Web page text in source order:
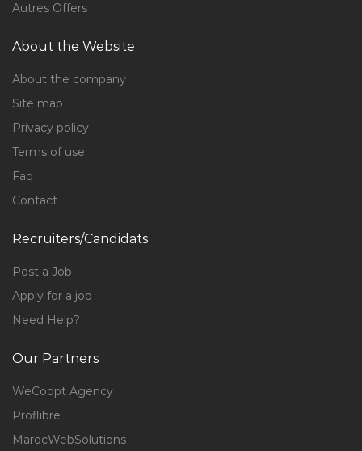
Autres Offers
About the Website
About the company
Site map
Privacy policy
Terms of use
Faq
Contact
Recruiters/Candidats
Post a Job
Apply for a job
Need Help?
Our Partners
WeCoopt Agency
Proflibre
MarocWebSolutions